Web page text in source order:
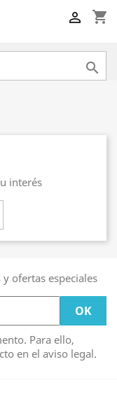
shopping_cart


interés
ofertas especiales
Para ello,
en el aviso legal.